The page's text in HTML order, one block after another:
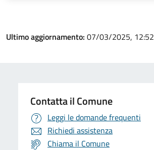
Ultimo aggiornamento: 07/03/2025, 12:52
Contatta il Comune
Leggi le domande frequenti
Richiedi assistenza
Chiama il Comune